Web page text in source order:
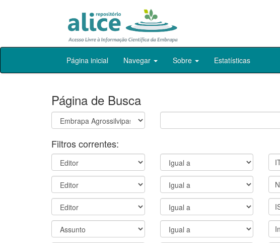
Skip
Página inicial Navegar Sobre Estatísticas
Página de Busca
Filtros correntes: